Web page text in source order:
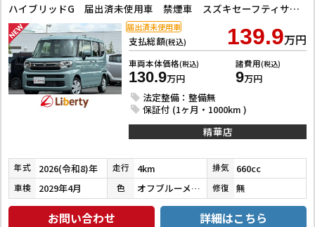
ハイブリッドG 届出済未使用車 禁煙車 スズキセーフティサポート LEDヘッドライト スマートキー プッシュスタート アイドリングストップ 両側スライドドア ステアリングスイッチ 電動格納ミラー オートエアコン
支払総額(税込) 139.9万円
車両本体価格(税込)
130.9万円
諸費用(税込)
9万円
法定整備：整備無
保証付 (1ヶ月・1000km )
届出済未使用車
精華店
年式 2026(令和8)年 走行 4km 排気 660cc
車検 2029年4月 色 オフブルーメタリック 修復 無
お問い合わせ 詳細はこちら